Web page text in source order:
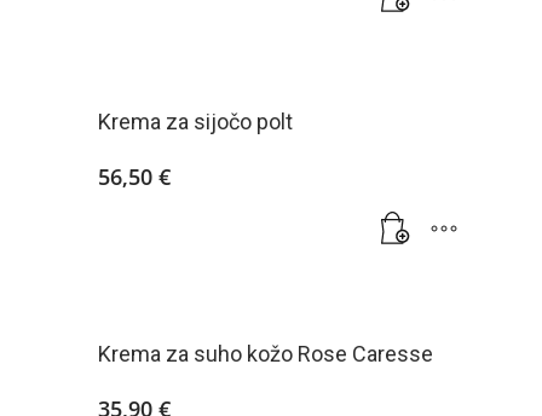
Krema za sijočo polt
56,50 €
Krema za suho kožo Rose Caresse
35,90 €